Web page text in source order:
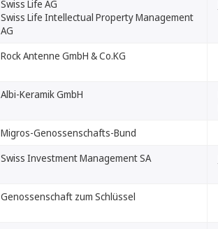
Swiss Life AG
Swiss Life Intellectual Property Management
AG
Rock Antenne GmbH & Co.KG
Albi-Keramik GmbH
Migros-Genossenschafts-Bund
Swiss Investment Management SA
Genossenschaft zum Schlüssel